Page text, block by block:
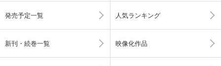
発売予定一覧 人気ランキング
新刊・続巻一覧 映像化作品